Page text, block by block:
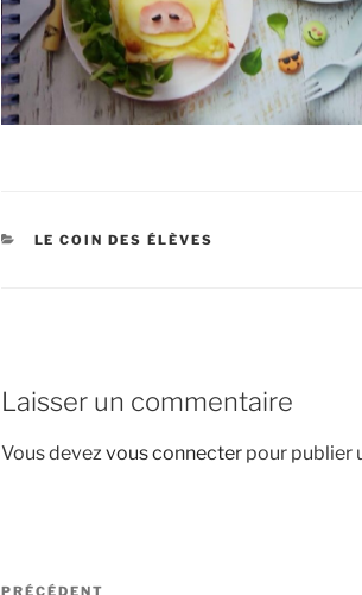
CATÉGORIES
LE COIN DES ÉLÈVES
Laisser un commentaire
Vous devezvous connecter pour publier
Navigation
PRÉCÉDENT